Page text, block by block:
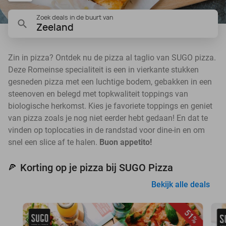
Zoek deals in de buurt van
Zeeland
Zin in pizza? Ontdek nu de pizza al taglio van SUGO pizza.
Deze Romeinse specialiteit is een in vierkante stukken
gesneden pizza met een luchtige bodem, gebakken in een
steenoven en belegd met topkwaliteit toppings van
biologische herkomst. Kies je favoriete toppings en geniet
van pizza zoals je nog niet eerder hebt gedaan! En dat te
vinden op toplocaties in de randstad voor dine-in en om
snel een slice af te halen. Buon appetito!
🍕 Korting op je pizza bij SUGO Pizza
Bekijk alle deals
51%